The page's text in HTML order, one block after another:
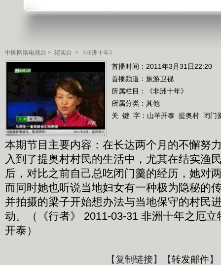
中国网络电视台 > 纪实台 > 《非洲十年》
首播时间：2011年3月31日22:20
首播频道： 旅游卫视
所属栏目：
《非洲十年》
所属分类：其他
关 键 字： 山羊开泰 提奥村 闭门
本期节目主要内容：在长达两个月的不懈努
入到了提奥村村民的生活中，尤其在结实渔
后，对比之前自己总吃闭门羹的经历，她对
而同时她也听说当地妇女有一种极为隐秘的
并拍摄的梁子开始想办法与当地保守的村民
动。（《行者》 2011-03-31 非洲十年之厄
开泰）
【复制链接】【转发邮件】